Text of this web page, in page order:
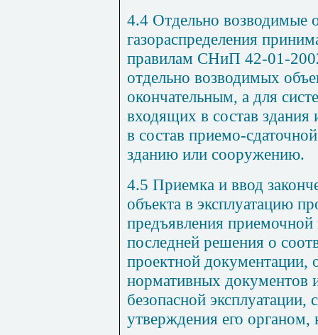
4.4 Отдельно возводимые
газораспределения
правилам СНиП 42-01-
отдельно возводимых
окончательным, а для
входящих в состав здания
в состав приемо-сдаточной
зданию или сооружению.
4.5 Приемка и ввод
объекта в эксплуатацию
предъявления приемочной
последней решения о
проектной документации,
нормативных документов
безопасной эксплуатации,
утверждения его органом,